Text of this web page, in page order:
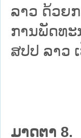
ລາວ ດ້ວຍ
ການພັດທ
ສປປ ລາວ
ມາດຕາ 8.